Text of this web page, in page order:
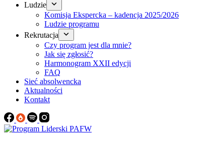
Ludzie
Komisja Ekspercka – kadencja 2025/2026
Ludzie programu
Rekrutacja
Czy program jest dla mnie?
Jak się zgłosić?
Harmonogram XXII edycji
FAQ
Sieć absolwencka
Aktualności
Kontakt